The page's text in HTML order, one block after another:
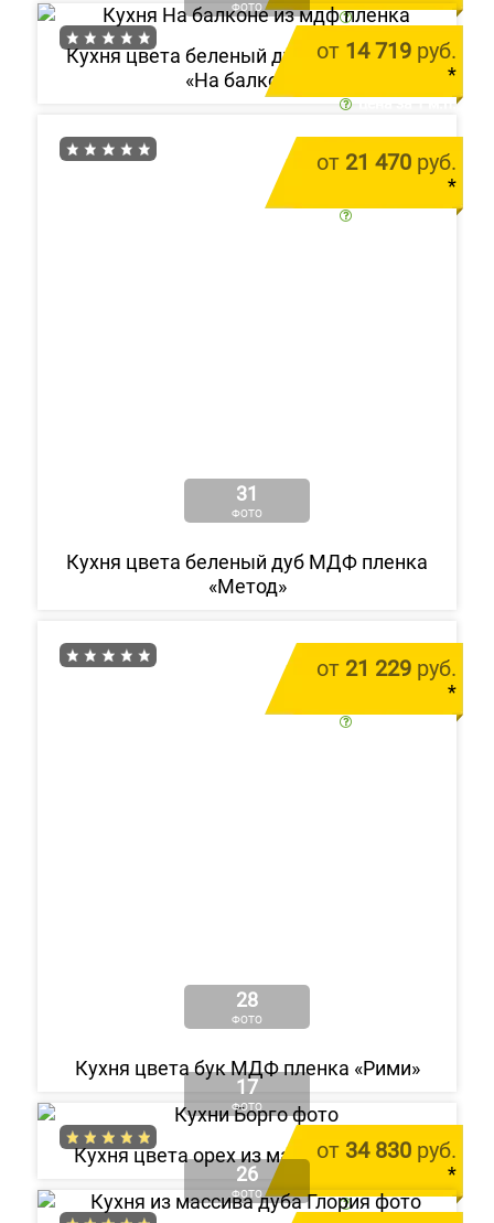
цена за 1 м.п.
ФОТО
от 14 719 руб.
*
Кухня цвета беленый дуб МДФ пленка
«На балконе»
31
ФОТО
от 21 470 руб.
*
Кухня цвета беленый дуб МДФ пленка
«Метод»
28
ФОТО
от 21 229 руб.
*
Кухня цвета бук МДФ пленка «Рими»
17
ФОТО
от 34 830 руб.
*
цена за 1 м.п.
Кухня цвета орех из массива «Борго»
26
ФОТО